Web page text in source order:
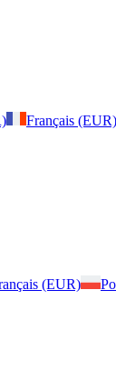
Français (EUR)
(EUR)